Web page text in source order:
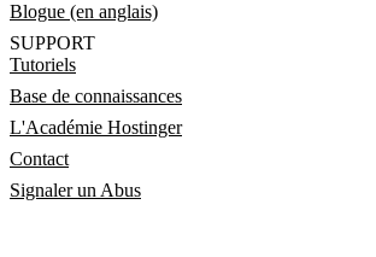
Blogue (en anglais)
SUPPORT
Tutoriels
Base de connaissances
L'Académie Hostinger
Contact
Signaler un Abus